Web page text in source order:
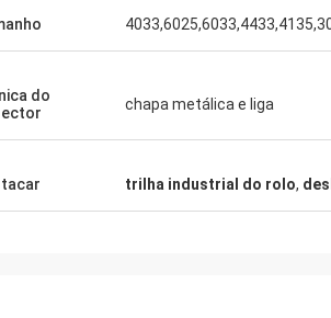
do
chapa metálica e liga
trilha industrial do rolo,